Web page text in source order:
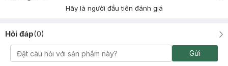
Hãy là người đầu tiên đánh giá
Hỏi đáp(0)
Gửi